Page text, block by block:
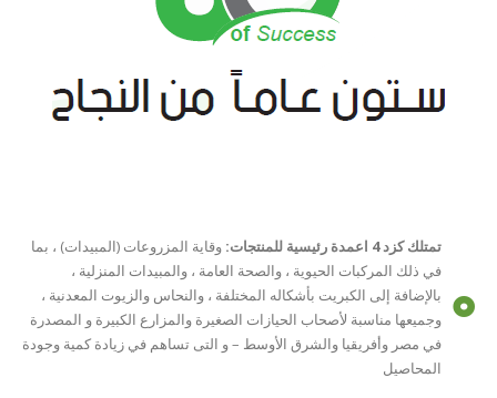
تمتلك كزد 4 اعمدة رئيسية للمنتجات:
وقاية المزروعات (المبيدات) ، بما
في ذلك المركبات الحيوية ، والصحة العامة ، والمبيدات المنزلية ،
بالإضافة إلى الكبريت بأشكاله المختلفة ، والنحاس والزيوت المعدنية ،
وجميعها مناسبة لأصحاب الحيازات الصغيرة والمزارع الكبيرة و المصدرة
في مصر وأفريقيا والشرق الأوسط – و التى تساهم في زيادة كمية وجودة
المحاصيل